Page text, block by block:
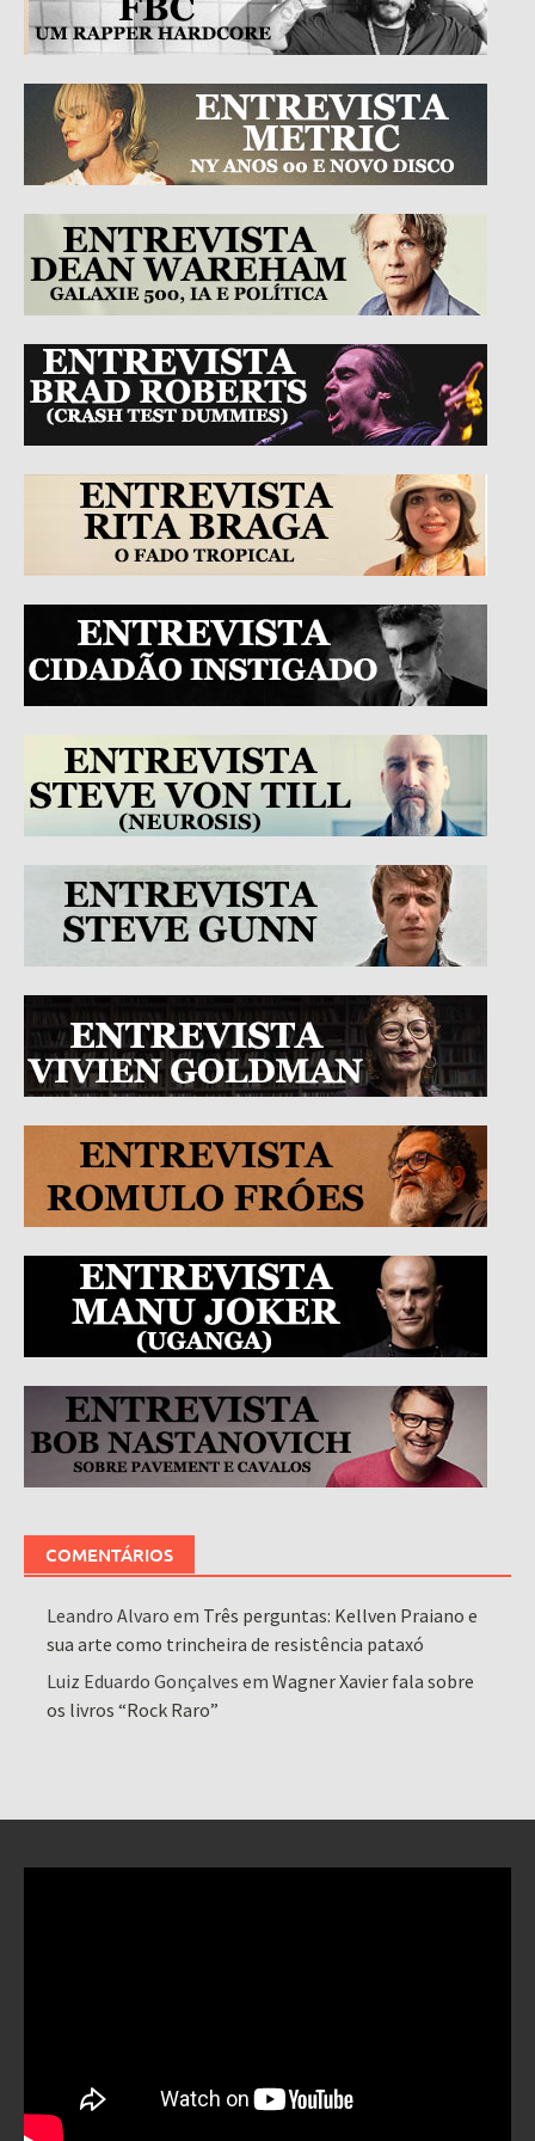
COMENTÁRIOS
Leandro Alvaro em Três perguntas: Kellven Praiano e
sua arte como trincheira de resistência pataxó
Luiz Eduardo Gonçalves emWagner Xavier fala sobre
os livros “Rock Raro”